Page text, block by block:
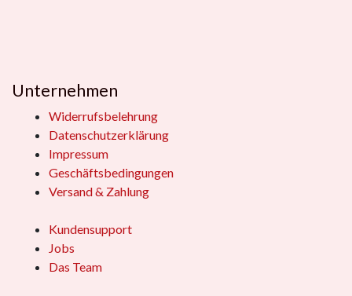
Unternehmen
Widerrufsbelehrung
Datenschutzerklärung
Impressum
Geschäftsbedingungen
Versand & Zahlung
Kundensupport
Jobs
Das Team